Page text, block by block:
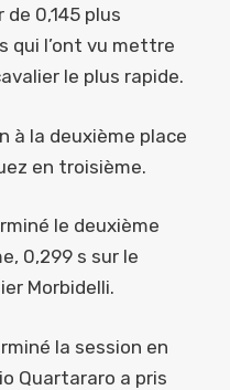
0,145 plus
qui l’ont vu mettre
le plus rapide.
à la deuxième place
en troisième.
le deuxième
0,299 s sur le
Morbidelli.
la session en
Quartararo a pris